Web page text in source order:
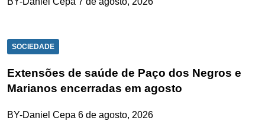
SOCIEDADE
Extensões de saúde de Paço dos Negros e
Marianos encerradas em agosto
BY-Daniel Cepa 6 de agosto, 2026